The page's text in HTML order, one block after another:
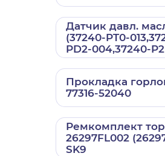
Датчик давл.
(37240-PT0-
PD2-004,37240-
Прокладка
77316-52040
Ремкомплект
26297FL002
SK9